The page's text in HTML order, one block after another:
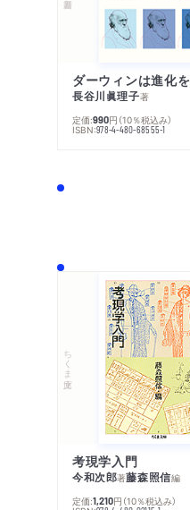
長谷川眞理子著
定価:990円 （10％税込み）
ISBN:978-4-480-68555-1
ちくま文庫
考現学入門
今和次郎著藤森照信編
定価:1,210円 （10％税込み）